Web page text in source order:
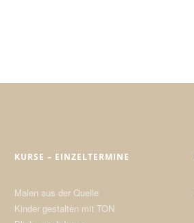
KURSE – EINZELTERMINE
Malen aus der Quelle
Kinder gestalten mit TON